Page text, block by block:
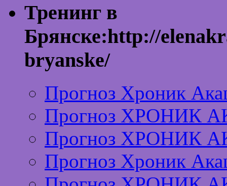
Тренинг в
Брянске:http://
bryanske/
Прогноз Хроник
Прогноз ХРОНИК
Прогноз ХРОНИК
Прогноз Хроник